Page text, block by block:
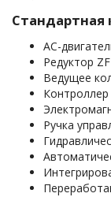
АС-
Редуктор ZF
Ведущее
Контроллер
Ручка